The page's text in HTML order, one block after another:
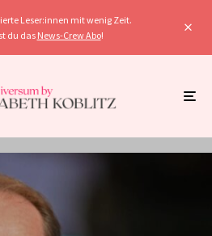
Leser:innen mit wenig Zeit.
du das News-Crew Abo!